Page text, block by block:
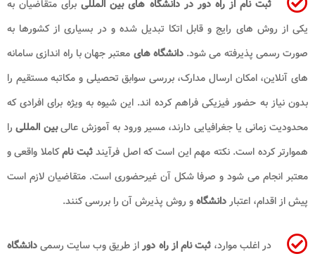
ثبت نام از راه دور در دانشگاه های بین المللیبرای متقاضیان به
یکی از روش های رایج و قابل اتکا تبدیل شده و در بسیاری از کشورها به
صورت رسمی پذیرفته می شود.دانشگاه های معتبر جهان با راه اندازی سامانه
های آنلاین، امکان ارسال مدارک، بررسی سوابق تحصیلی و مکاتبه مستقیم را
بدون نیاز به حضور فیزیکی فراهم کرده اند. این شیوه به ویژه برای افرادی که
محدودیت زمانی یا جغرافیایی دارند، مسیر ورود به آموزش عالیبین المللیرا
هموارتر کرده است. نکته مهم این است که اصل فرآیندثبت نامکاملا واقعی و
معتبر انجام می شود و صرفا شکل آن غیرحضوری است. متقاضیان لازم است
پیش از اقدام، اعتباردانشگاهو روش پذیرش آن را بررسی کنند.
در اغلب موارد، ثبت نام از راه دوراز طریق وب سایت رسمیدانشگاه